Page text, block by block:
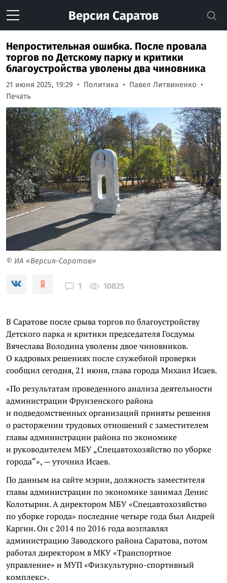
Версия Саратов
Непростительная ошибка. После провала
торгов по Детскому парку и критики
благоустройства уволены два чиновника
21 июня 2025, 19:29 Политика
Павел Литвиненко
Печать
© ИА «Версия-Саратов»
1 10825
В Саратове после срыва торгов по благоустройству
Детского парка и критики председателя Госдумы
Вячеслава Володина уволены двое чиновников.
О кадровых решениях после служебной проверки
сообщил сегодня, 21 июня, глава города Михаил Исаев.
«По результатам проведенного анализа деятельности
администрации Фрунзенского района
и подведомственных организаций приняты решения
о расторжении трудовых отношений с заместителем
главы администрации района по экономике
и руководителем МБУ „Спецавтохозяйство по уборке
города“», — уточнил Исаев.
По данным на сайте мэрии, должность заместителя
главы администрации по экономике занимал Денис
Колотырин. А директором МБУ «Спецавтохозяйство
по уборке города» последние четыре года был Андрей
Каргин. Он с 2014 по 2016 года возглавлял
администрацию Заводского района Саратова, потом
работал директором в МКУ «Транспортное
управление» и МУП «Физкультурно-спортивный
комплекс».